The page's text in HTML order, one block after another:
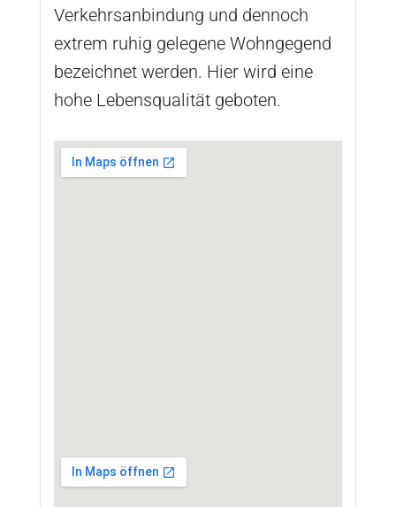
Verkehrsanbindung und dennoch
extrem ruhig gelegene Wohngegend
bezeichnet werden. Hier wird eine
hohe Lebensqualität geboten.